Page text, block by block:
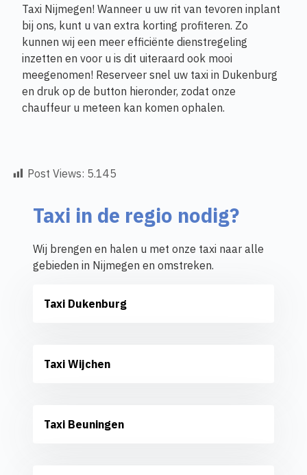
Taxi Nijmegen! Wanneer u uw rit van tevoren inplant
bij ons, kunt u van extra korting profiteren. Zo
kunnen wij een meer efficiënte dienstregeling
inzetten en voor u is dit uiteraard ook mooi
meegenomen! Reserveer snel uw taxi in Dukenburg
en druk op de button hieronder, zodat onze
chauffeur u meteen kan komen ophalen.
Taxi in de regio nodig?
Wij brengen en halen u met onze taxi naar alle
gebieden in Nijmegen en omstreken.
Taxi Dukenburg
Taxi Wijchen
Taxi Beuningen
Post Views: 5.145